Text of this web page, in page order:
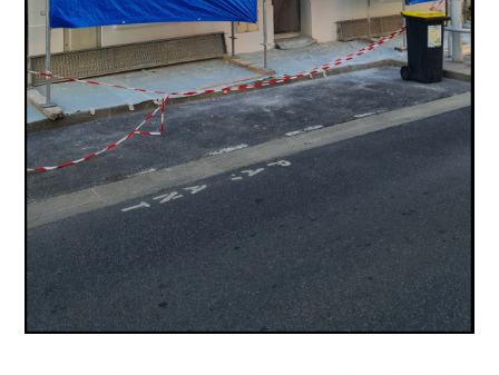
Accueil
Qui sommes-nous ?
Réalisations
Services
Nous contacter